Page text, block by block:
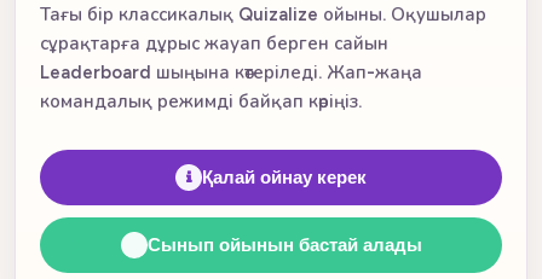
Тағы бір классикалық Quizalize ойыны. Оқушылар
сұрақтарға дұрыс жауап берген сайын
Leaderboard шыңына көтеріледі. Жап-жаңа
командалық режимді байқап көріңіз.
Қалай ойнау керек
Сынып ойынын бастай алады